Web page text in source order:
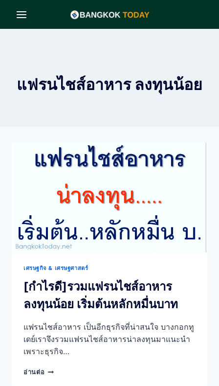
content
แฟรนไชส์อาหาร ลงทุนน้อย
เศรษฐกิจ & เศรษฐศาสตร์
[กำไรดี]รวมแฟรนไชส์อาหาร
ลงทุนน้อย เริ่มต้นหลักหมื่นบาท
แฟรนไชส์อาหาร เป็นอีกธุรกิจที่น่าสนใจ บางกอกทู
เดย์เราจึงรวมแฟรนไชส์อาหารน่าลงทุนมาแนะนำ
เพราะธุรกิจ…
อ่านต่อ [กำไร